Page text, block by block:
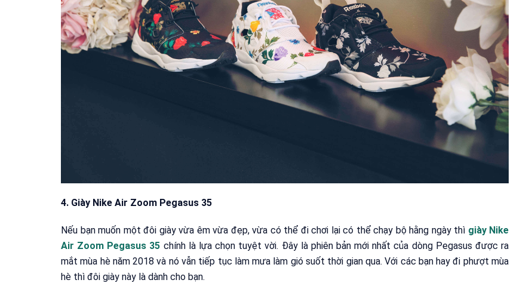
4. Giày Nike Air Zoom Pegasus 35
Nếu bạn muốn một đôi giày vừa êm vừa đẹp, vừa có thể đi chơi lại có thể chạy bộ hằng ngày thì giày Nike
Air Zoom Pegasus 35 chính là lựa chọn tuyệt vời. Đây là phiên bản mới nhất của dòng Pegasus được ra
mắt mùa hè năm 2018 và nó vẫn tiếp tục làm mưa làm gió suốt thời gian qua. Với các bạn hay đi phượt mùa
hè thì đôi giày này là dành cho bạn.